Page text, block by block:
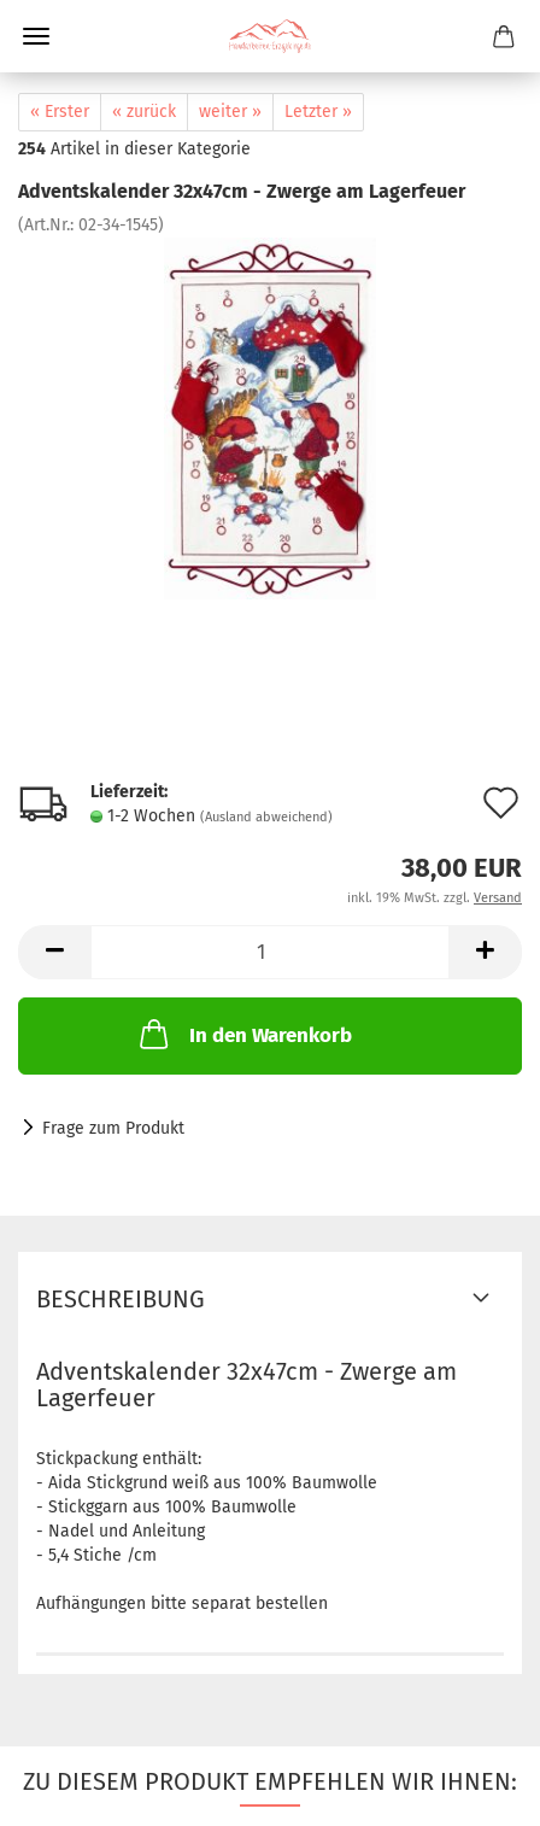
« Erster « zurück weiter »
Letzter »
254 Artikel in dieser Kategorie
Adventskalender 32x47cm - Zwerge am Lagerfeuer
(Art.Nr.: 02-34-1545)
Lieferzeit:
1-2 Wochen (Ausland abweichend)
38,00 EUR
inkl. 19% MwSt. zzgl. Versand
In den Warenkorb
Frage zum Produkt
BESCHREIBUNG
Adventskalender 32x47cm - Zwerge am
Lagerfeuer
Stickpackung enthält:
- Aida Stickgrund weiß aus 100% Baumwolle
- Stickggarn aus 100% Baumwolle
- Nadel und Anleitung
- 5,4 Stiche /cm
Aufhängungen bitte separat bestellen
ZU DIESEM PRODUKT EMPFEHLEN WIR IHNEN: